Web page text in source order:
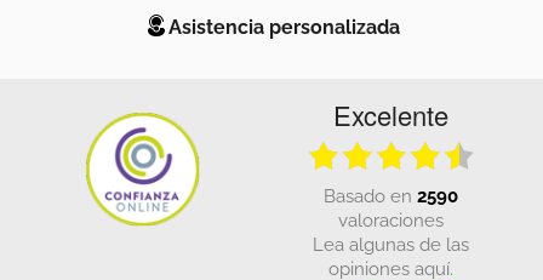
Asistencia personalizada
Excelente
basado en 2590
valoraciones
Lea algunas de las
opiniones aquí.